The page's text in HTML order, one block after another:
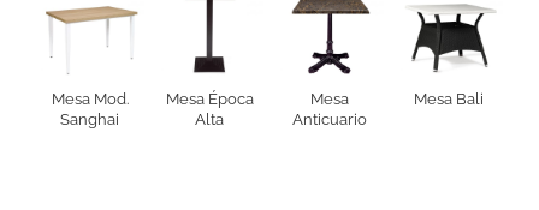
Mesa Mod.
Sanghai
Mesa Época
Alta
Mesa
Anticuario
Mesa Bali